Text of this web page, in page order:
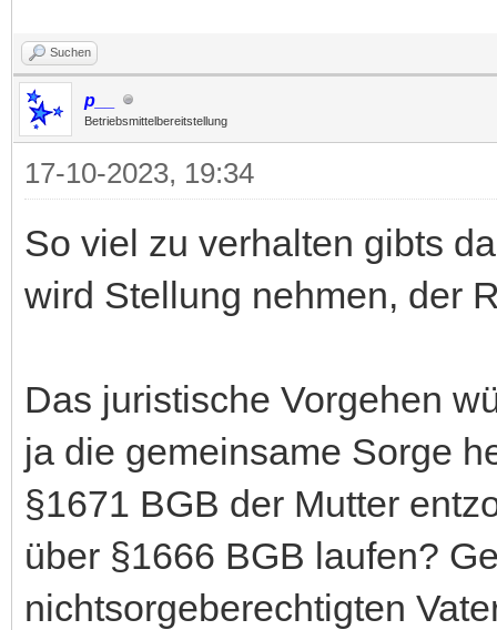
Suchen
p__
Betriebsmittelbereitstellung
17-10-2023, 19:34
So viel zu verhalten gibts
wird Stellung nehmen, der
Das juristische Vorgehen
ja die gemeinsame Sorge
§1671 BGB der Mutter
über §1666 BGB laufen?
nichtsorgeberechtigten